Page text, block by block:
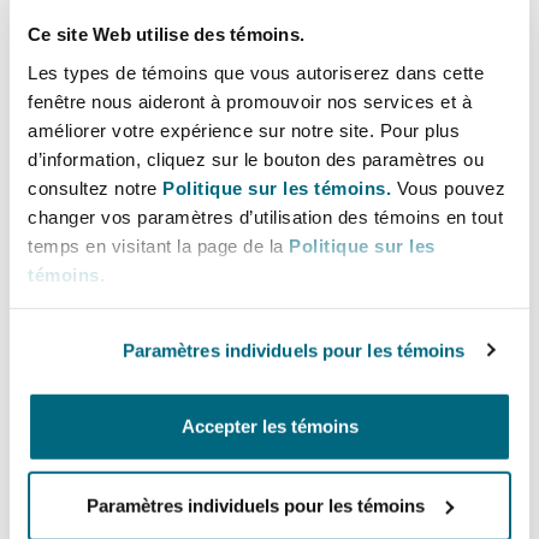
Ce site Web utilise des témoins.
Les types de témoins que vous autoriserez dans cette
fenêtre nous aideront à promouvoir nos services et à
améliorer votre expérience sur notre site. Pour plus
d’information, cliquez sur le bouton des paramètres ou
consultez notre Politique sur les témoins. Vous pouvez
changer vos paramètres d’utilisation des témoins en tout
temps en visitant la page de la Politique sur les
témoins
Paramètres individuels pour les témoins
Accepter les témoins
Paramètres individuels pour les témoins
Droit aérien commercial
Droit réglementaire
Satellites et espace
Couverture d’assurance
Droit maritime
Responsabilité du fabricant
produits
Assurance biens
Bator
Jersey
York
The St Botolph Building
multiple sectors, and has previously
spent time working in-house as legal
counsel at a UK Tier 1 contractor.
Lignes directes
+44 20 7876 5340
+44 7925 435454
Bureau principal
London, The St Botolph Building